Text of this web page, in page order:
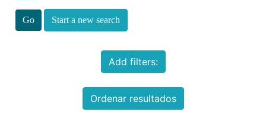
Start a new search
Add filters:
Ordenar resultados